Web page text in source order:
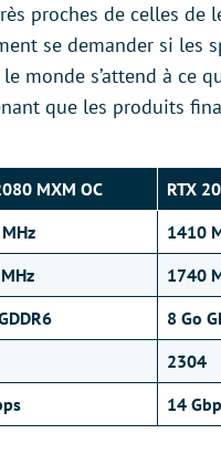
proches de celles de
se demander si les
monde s’attend à ce
que les produits
MXM OC RTX
1410
1740
8 Go
2304
14